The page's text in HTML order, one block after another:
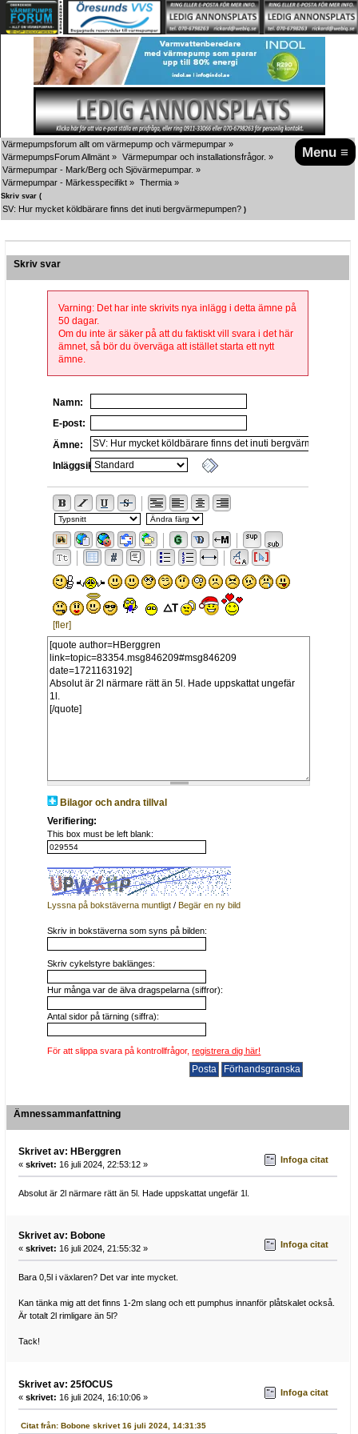
Menu ≡
Värmepumpsforum allt om värmepump och värmepumpar »
VärmepumpsForum Allmänt » Värmepumpar och installationsfrågor. »
Värmepumpar - Mark/Berg och Sjövärmepumpar. »
Värmepumpar - Märkesspecifikt » Thermia »
Skriv svar (
SV: Hur mycket köldbärare finns det inuti bergvärmepumpen? )
Skriv svar
Varning: Det har inte skrivits nya inlägg i detta ämne på
50 dagar.
Om du inte är säker på att du faktiskt vill svara i det här
ämnet, så bör du överväga att istället starta ett nytt
ämne.
Namn:
E-post:
Ämne:
Inläggsikon:
[fler]
Bilagor och andra tillval
Verifiering:
This box must be left blank:
Lyssna på bokstäverna muntligt /Begär en ny bild
Skriv in bokstäverna som syns på bilden:
Skriv cykelstyre baklänges:
Hur många var de älva dragspelarna (siffror):
Antal sidor på tärning (siffra):
För att slippa svara på kontrollfrågor,registrera dig här!
Ämnessammanfattning
Skrivet av: HBerggren
« skrivet: 16 juli 2024, 22:53:12 » Infoga citat
Absolut är 2l närmare rätt än 5l. Hade uppskattat ungefär 1l.
Skrivet av: Bobone
« skrivet: 16 juli 2024, 21:55:32 » Infoga citat
Bara 0,5l i växlaren? Det var inte mycket.
Kan tänka mig att det finns 1-2m slang och ett pumphus innanför plåtskalet också.
Är totalt 2l rimligare än 5l?
Tack!
Skrivet av: 25fOCUS
« skrivet: 16 juli 2024, 16:10:06 » Infoga citat
Citat från: Bobone skrivet 16 juli 2024, 14:31:35